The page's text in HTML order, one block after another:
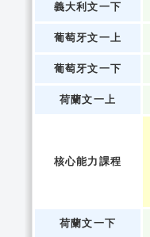
義大利文一下
葡萄牙文一上
葡萄牙文一下
荷蘭文一上
核心能力課程
荷蘭文一下